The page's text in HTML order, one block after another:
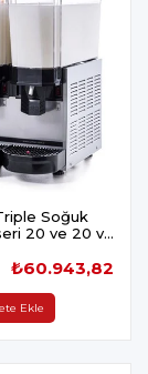
Soğuk
20 ve 20 ve
₺60.943,82
Ekle